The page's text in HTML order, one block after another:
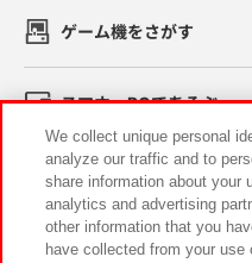
ゲーム機をさがす
スマホ・PCであそぶ
イベント・キャンペーン
We collect unique personal
analyze our traffic and to
share information about your
analytics and advertising
other information that you
have collected from your